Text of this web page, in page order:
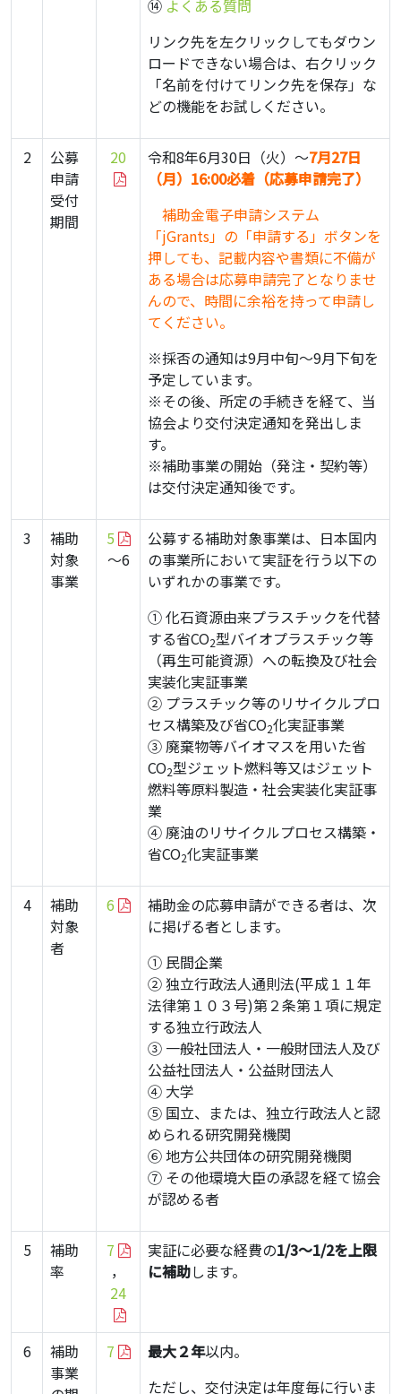
⑭ よくある質問
リンク先を左クリックしてもダウン
ロードできない場合は、右クリック
「名前を付けてリンク先を保存」な
どの機能をお試しください。
2
公募
申請
受付
期間
20 令和8年6月30日（火）～7月27日
（月）16:00必着（応募申請完了）
補助金電子申請システム
「jGrants」の「申請する」ボタンを
押しても、記載内容や書類に不備が
ある場合は応募申請完了となりませ
んので、時間に余裕を持って申請し
てください。
※採否の通知は9月中旬～9月下旬を
予定しています。
※その後、所定の手続きを経て、当
協会より交付決定通知を発出しま
す。
※補助事業の開始（発注・契約等）
は交付決定通知後です。
3
補助
対象
事業
5
～6
公募する補助対象事業は、日本国内
の事業所において実証を行う以下の
いずれかの事業です。
① 化石資源由来プラスチックを代替
する省CO2型バイオプラスチック等
（再生可能資源）への転換及び社会
実装化実証事業
② プラスチック等のリサイクルプロ
セス構築及び省CO2化実証事業
③ 廃棄物等バイオマスを用いた省
CO2型ジェット燃料等又はジェット
燃料等原料製造・社会実装化実証事
業
④ 廃油のリサイクルプロセス構築・
省CO2化実証事業
4
補助
対象
者
6
補助金の応募申請ができる者は、次
に掲げる者とします。
① 民間企業
② 独立行政法人通則法(平成１１年
法律第１０３号)第２条第１項に規定
する独立行政法人
③ 一般社団法人・一般財団法人及び
公益社団法人・公益財団法人
④ 大学
⑤ 国立、または、独立行政法人と認
められる研究開発機関
⑥ 地方公共団体の研究開発機関
⑦ その他環境大臣の承認を経て協会
が認める者
5
補助
率
7
，
24
実証に必要な経費の1/3～1/2を上限
に補助します。
6
補助
事業
7 最大２年以内。
ただし、交付決定は年度毎に行いま